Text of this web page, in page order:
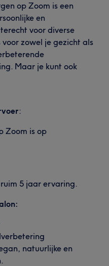
op Zoom is een
en
voor diverse
zowel je gezicht als
Maar je kunt ook
:
Zoom is op
5 jaar ervaring.
natuurlijke en